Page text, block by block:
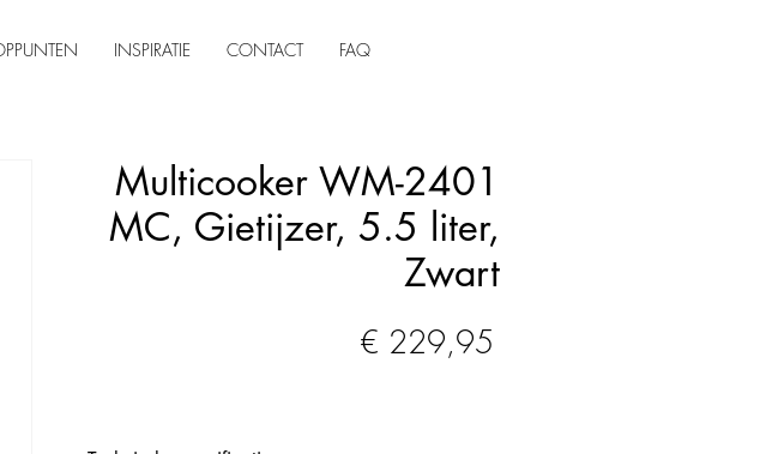
INSPIRATIE CONTACT FAQ
Multicooker WM-2401
MC, Gietijzer, 5.5 liter,
Zwart
€ 229,95